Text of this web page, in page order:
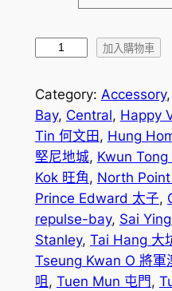
鰩
數
量
加入購物車
Category: Accessory,
Bay, Central, Happy
Tin 何文田 , Hung
堅尼地城, Kwun Tong
Kok 旺角, North Point
Prince Edward 太子,
repulse-bay, Sai
Stanley, Tai Hang 大
Tseung Kwan O 將軍
咀 , Tuen Mun 屯門 ,